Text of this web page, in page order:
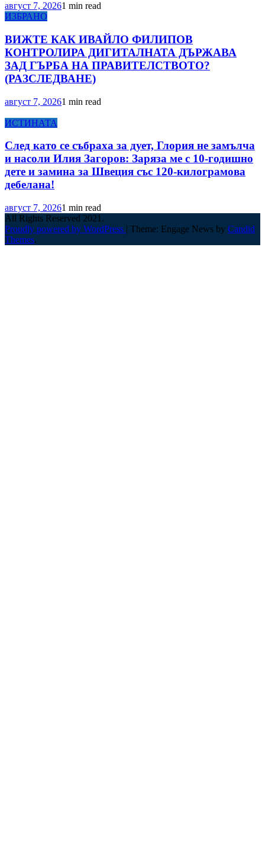
август 7, 20261 min read
ИЗБРАНО
ВИЖТЕ КАК ИВАЙЛО ФИЛИПОВ
КОНТРОЛИРА ДИГИТАЛНАТА ДЪРЖАВА
ЗАД ГЪРБА НА ПРАВИТЕЛСТВОТО?
(РАЗСЛЕДВАНЕ)
август 7, 20261 min read
ИСТИНАТА
След като се събраха за дует, Глория не замълча
и насоли Илия Загоров: Заряза ме с 10-годишно
дете и замина за Швеция със 120-килограмова
дебелана!
август 7, 20261 min read
All Rights Reserved 2021.
Proudly powered by WordPress | Theme: Engage News by Candid
Themes.